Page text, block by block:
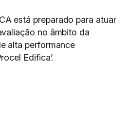
está preparado para atuar
no âmbito da
alta performance
Edifica’.